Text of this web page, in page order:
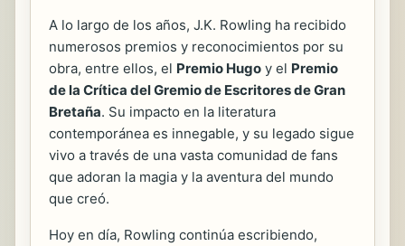
A lo largo de los años, J.K. Rowling ha recibido
numerosos premios y reconocimientos por su
obra, entre ellos, el Premio Hugo y el Premio
de la Crítica del Gremio de Escritores de Gran
Bretaña. Su impacto en la literatura
contemporánea es innegable, y su legado sigue
vivo a través de una vasta comunidad de fans
que adoran la magia y la aventura del mundo
que creó.
Hoy en día, Rowling continúa escribiendo,